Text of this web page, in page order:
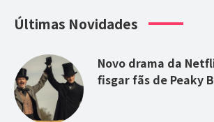
Últimas Novidades
Novo drama da
fisgar fãs de Peaky